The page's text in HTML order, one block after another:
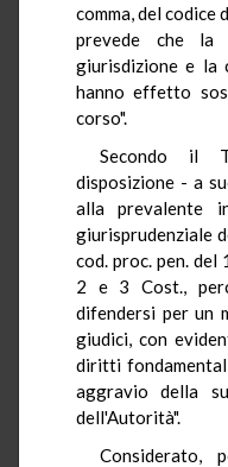
comma, del codice
prevede che la
giurisdizione e la
hanno effetto
corso".
Secondo il
disposizione - a
alla prevalente
giurisprudenziale
cod. proc. pen.
2 e 3 Cost.,
difendersi per un
giudici, con
diritti
aggravio della
dell'Autorità".
Considerato,